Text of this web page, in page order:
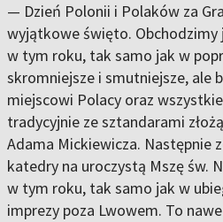
— Dzień Polonii i Polaków za
wyjątkowe święto. Obchodzimy
w tym roku, tak samo jak w
skromniejsze i smutniejsze, ale
miejscowi Polacy oraz
tradycyjnie ze sztandarami
Adama Mickiewicza. Następnie
katedry na uroczystą Mszę św.
w tym roku, tak samo jak w
imprezy poza Lwowem. To